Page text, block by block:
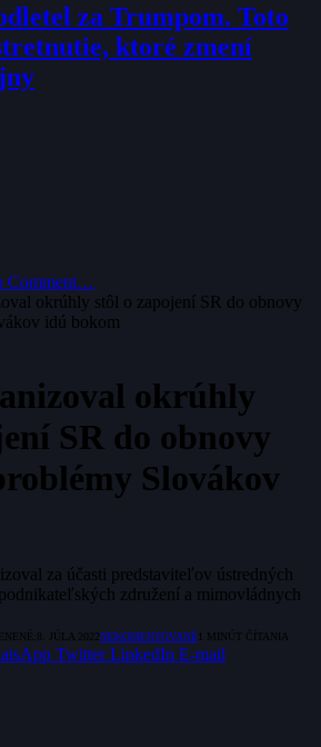
za Trumpom. Toto
ktoré zmení
okrúhly stôl o zapojení SR do obnovy
idú bokom
okrúhly
SR do obnovy
Slovákov
za účasti predstaviteľov ústredných
združení a mimovládnych
8. JÚLA 2022 NEKOMENTOVANÉ1 MINÚT ČÍTANIA
Twitter LinkedIn E-mail